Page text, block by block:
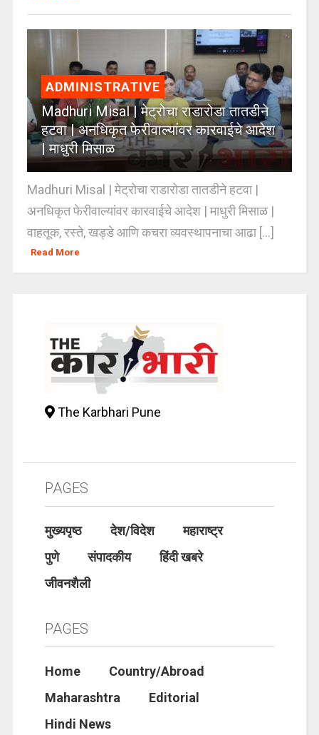
ADMINISTRATIVE
Madhuri Misal | मेट्रोचा राडारोडा तातडीने
हटवा | अनधिकृत फेरीवाल्यांवर कारवाईचे आदेश
| माधुरी मिसाळ
Madhuri Misal | मेट्रोचा राडारोडा तातडीने हटवा |
अनधिकृत फेरीवाल्यांवर कारवाईचे आदेश | माधुरी मिसाळ |
वाहतूक, रस्ते, खड्डे आणि कचरा व्यवस्थापनाचा आढा [...]
Read More
The Karbhari Pune
PAGES
मुख्यपृष्ठ देश/विदेश
महाराष्ट्र
पुणे
संपादकीय
हिंदी खबरे
जीवनशैली
PAGES
Home
Country/Abroad
Maharashtra
Editorial
Hindi News